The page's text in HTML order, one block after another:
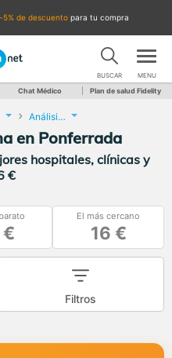
-5% de descuento para tu compra
BUSCAR MENU
Chat Médico Plan de salud Fidelity
Análisis de progesterona
en Ponferrada
hospitales, clínicas y
€
€
El más cercano
16 €
Filtros